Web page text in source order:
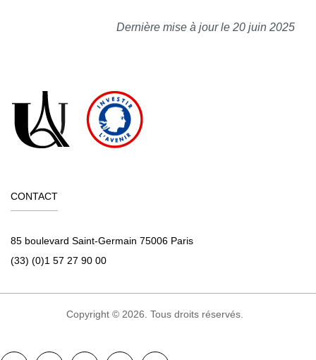
Dernière mise à jour le 20 juin 2025
CONTACT
85 boulevard Saint-Germain 75006 Paris
(33) (0)1 57 27 90 00
Copyright © 2026. Tous droits réservés.